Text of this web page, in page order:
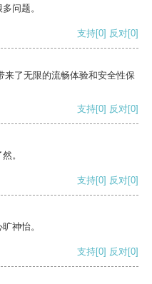
问题。
支持[0] 反对[0]
来了无限的流畅体验和安全性保
支持[0] 反对[0]
。
支持[0] 反对[0]
神怡。
支持[0] 反对[0]